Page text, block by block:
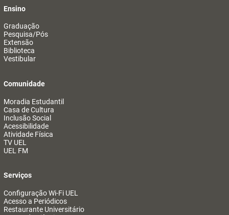
Ensino
Graduação
Pesquisa/Pós
Extensão
Biblioteca
Vestibular
Comunidade
Moradia Estudantil
Casa de Cultura
Inclusão Social
Acessibilidade
Atividade Física
TV UEL
UEL FM
Serviços
Configuração Wi-Fi UEL
Acesso a Periódicos
Restaurante Universitário